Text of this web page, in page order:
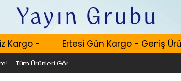
- Ertesi Gün Kargo - Geniş
Tüm Ürünleri Gör